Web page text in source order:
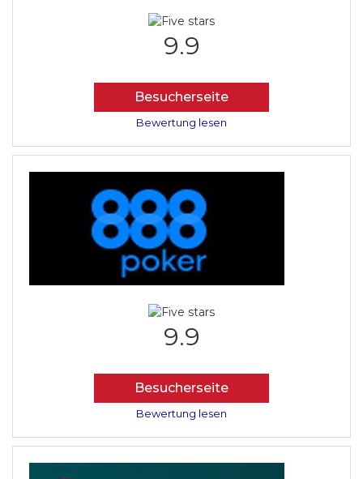
9.9
Besucherseite
Bewertung lesen
9.9
Besucherseite
Bewertung lesen